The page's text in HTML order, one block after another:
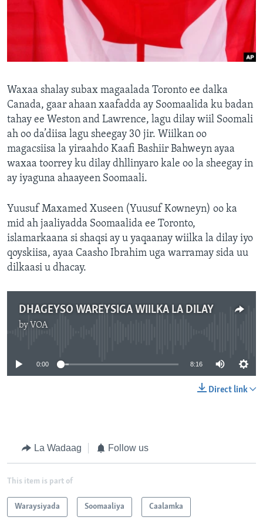
FAAQIDAADDA TODDOBAADKA
DHEXTAALKA TODDOBAADKA
Waxaa shalay subax magaalada Toronto ee dalka
Canada, gaar ahaan xaafadda ay Soomaalida ku badan
tahay ee Weston and Lawrence, lagu dilay wiil Soomali
ah oo da’diisa lagu sheegay 30 jir. Wiilkan oo
magacsiisa la yiraahdo Kaafi Bashiir Bahweyn ayaa
waxaa toorrey ku dilay dhllinyaro kale oo la sheegay in
ay iyaguna ahaayeen Soomaali.
Yuusuf Maxamed Xuseen (Yuusuf Kowneyn) oo ka
mid ah jaaliyadda Soomaalida ee Toronto,
islamarkaana si shaqsi ay u yaqaanay wiilka la dilay iyo
qoyskiisa, ayaa Caasho Ibrahim uga warramay sida uu
dilkaasi u dhacay.
DHAGEYSO WAREYSIGA WIILKA LA DILAY
by VOA
0:00 8:16
Direct link
La Wadaag Follow us
This item is part of
Waraysiyada Soomaaliya Caalamka